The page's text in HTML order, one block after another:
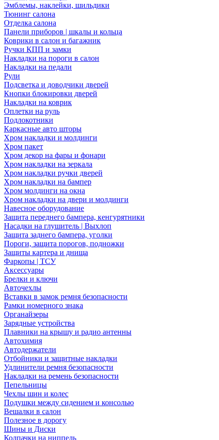
Эмблемы, наклейки, шильдики
Тюнинг салона
Отделка салона
Панели приборов | шкалы и кольца
Коврики в салон и багажник
Ручки КПП и замки
Накладки на пороги в салон
Накладки на педали
Рули
Подсветка и доводчики дверей
Кнопки блокировки дверей
Накладки на коврик
Оплетки на руль
Подлокотники
Каркасные авто шторы
Хром накладки и молдинги
Хром пакет
Хром декор на фары и фонари
Хром накладки на зеркала
Хром накладки ручки дверей
Хром накладки на бампер
Хром молдинги на окна
Хром накладки на двери и молдинги
Навесное оборудование
Защита переднего бампера, кенгурятники
Насадки на глушитель | Выхлоп
Защита заднего бампера, уголки
Пороги, защита порогов, подножки
Защиты картера и днища
Фаркопы | ТСУ
Аксессуары
Брелки и ключи
Авточехлы
Вставки в замок ремня безопасности
Рамки номерного знака
Органайзеры
Зарядные устройства
Плавники на крышу и радио антенны
Автохимия
Автодержатели
Отбойники и защитные накладки
Удлинители ремня безопасности
Накладки на ремень безопасности
Пепельницы
Чехлы шин и колес
Подушки между сидением и консолью
Вешалки в салон
Полезное в дорогу
Шины и Диски
Колпачки на ниппель